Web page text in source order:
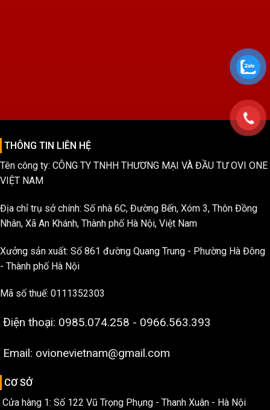
THÔNG TIN LIÊN HỆ
Tên công ty: CÔNG TY TNHH THƯƠNG MẠI VÀ ĐẦU TƯ OVI ONE
VIỆT NAM
Địa chỉ trụ sở chính: Số nhà 6C, Đường Bến, Xóm 3, Thôn Đồng
Nhân, Xã An Khánh, Thành phố Hà Nội, Việt Nam
Xưởng sản xuất: Số 861 đường Quang Trung - Phường Hà Đông
- Thành phố Hà Nội
Mã số thuế: 0111352303
Điện thoại: 0985.074.258 - 0966.563.393
Email: ovionevietnam@gmail.com
CƠ SỞ
Cửa hàng 1: Số 122 Vũ Trọng Phụng - Thanh Xuân - Hà Nội